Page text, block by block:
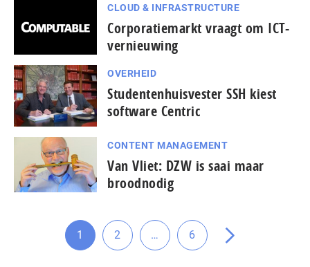
CLOUD & INFRASTRUCTURE
Corporatiemarkt vraagt om ICT-
vernieuwing
OVERHEID
Studentenhuisvester SSH kiest
software Centric
CONTENT MANAGEMENT
Van Vliet: DZW is saai maar
broodnodig
Ga
1
Ga
2
Tussenliggende
pagina's
…
Ga
6
Ga